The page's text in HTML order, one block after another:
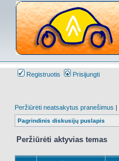
Registruotis Prisijungti
Peržiūrėti neatsakytus pranešimus |
Pagrindinis diskusijų puslapis
Peržiūrėti aktyvias temas